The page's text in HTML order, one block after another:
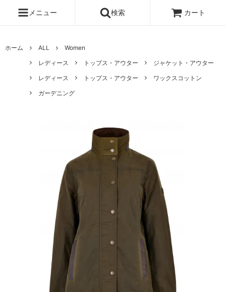
メニュー 検索 カート
ホーム ALL
Women
レディース
トップス・アウター
ジャケット・アウター
レディース
トップス・アウター
ワックスコットン
ガーデニング